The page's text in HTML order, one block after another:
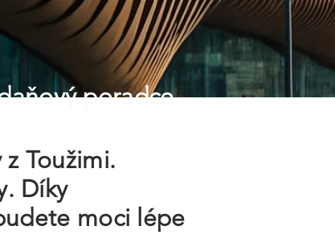
poradce
Toužimi.
Díky
moci lépe